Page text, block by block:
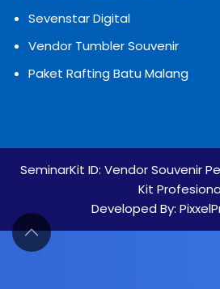
Sevenstar Digital
Vendor Tumbler Souvenir
Paket Rafting Batu Malang
SeminarKit ID: Vendor Souvenir
Kit
Developed By: